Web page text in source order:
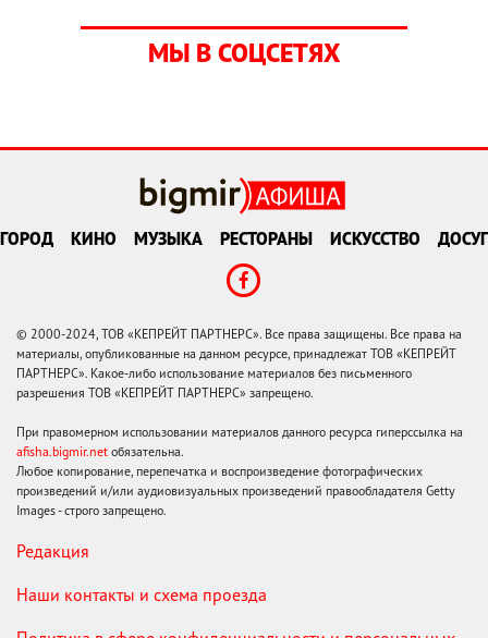
МЫ В СОЦСЕТЯХ
ГОРОД КИНО МУЗЫКА РЕСТОРАНЫ ИСКУССТВО ДОСУГ
© 2000-2024, ТОВ «КЕПРЕЙТ ПАРТНЕРС». Все права защищены. Все права на
материалы, опубликованные на данном ресурсе, принадлежат ТОВ «КЕПРЕЙТ
ПАРТНЕРС». Какое-либо использование материалов без письменного
разрешения ТОВ «КЕПРЕЙТ ПАРТНЕРС» запрещено.
При правомерном использовании материалов данного ресурса гиперссылка на
afisha.bigmir.net обязательна.
Любое копирование, перепечатка и воспроизведение фотографических
произведений и/или аудиовизуальных произведений правообладателя Getty
Images - строго запрещено.
Редакция
Наши контакты и схема проезда